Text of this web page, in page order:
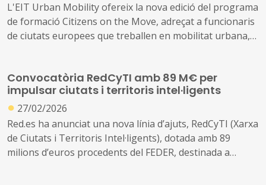
L'EIT Urban Mobility ofereix la nova edició del programa
de formació Citizens on the Move, adreçat a funcionaris
de ciutats europees que treballen en mobilitat urbana,
programa combina mòduls en línia amb una visita de
camp de 2,5 dies a Rotterdam (5-7 d'octubre de 2026).
Convocatòria RedCyTI amb 89 M€ per
impulsar ciutats i territoris intel·ligents
● 27/02/2026
Red.es ha anunciat una nova línia d’ajuts, RedCyTI (Xarxa
de Ciutats i Territoris Intel·ligents), dotada amb 89
milions d’euros procedents del FEDER, destinada a